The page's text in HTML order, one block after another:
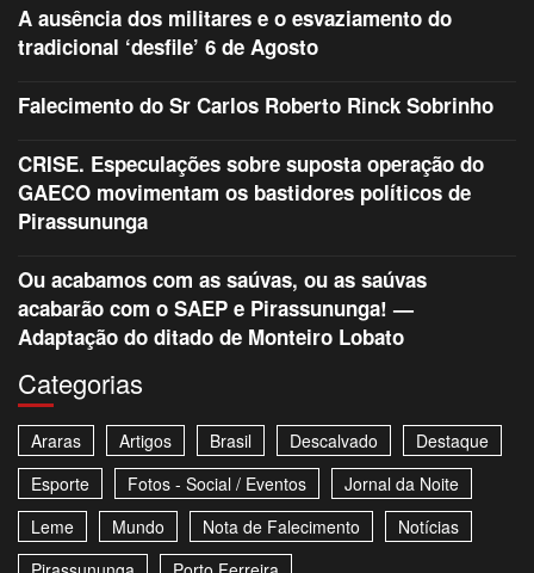
A ausência dos militares e o esvaziamento do
tradicional ‘desfile’ 6 de Agosto
Falecimento do Sr Carlos Roberto Rinck Sobrinho
CRISE. Especulações sobre suposta operação do
GAECO movimentam os bastidores políticos de
Pirassununga
Ou acabamos com as saúvas, ou as saúvas
acabarão com o SAEP e Pirassununga! —
Adaptação do ditado de Monteiro Lobato
Categorias
Araras Artigos Brasil Descalvado
Destaque
Esporte
Fotos - Social / Eventos
Jornal da Noite
Leme
Mundo Nota de Falecimento
Notícias